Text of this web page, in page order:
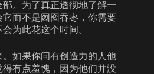
。为了真正透彻地了解一
而不是囫囵吞枣，你需要
为此花这个时间。
如果你问有创造力的人他
有点羞愧，因为他们并没